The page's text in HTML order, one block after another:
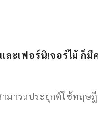
ะเฟอร์นิเจอร์ไม้ ก็มี
มารถประยุกต์ใช้ทฤษ